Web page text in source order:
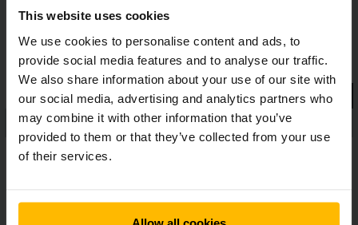
This website uses cookies
We use cookies to personalise content and ads, to
provide social media features and to analyse our traffic.
We also share information about your use of our site with
our social media, advertising and analytics partners who
may combine it with other information that you’ve
provided to them or that they’ve collected from your use
of their services.
Allow all cookies
generatie van de Jungheinrich klassieker tot de beste keuze
binnen zijn segment.